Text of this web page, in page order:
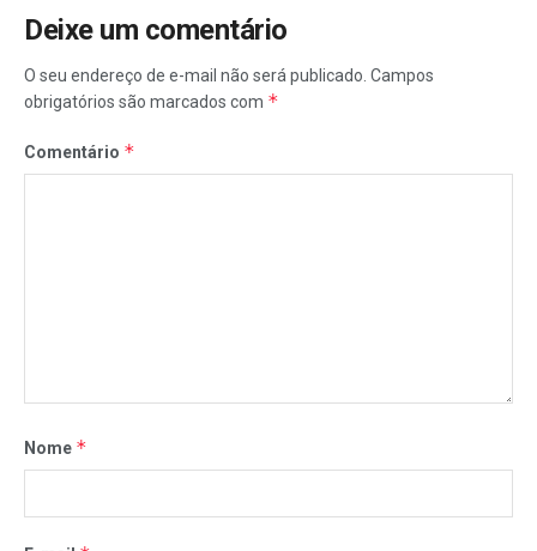
Deixe um comentário
O seu endereço de e-mail não será publicado. Campos
obrigatórios são marcados com *
Comentário *
Nome *